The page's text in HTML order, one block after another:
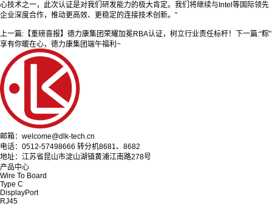
心技术之一，此次认证是对我们研发能力的极大肯定。我们将继续与Intel等国际领先
企业深度合作，推动更高效、更稳定的连接技术创新。”
上一篇: 【重磅喜报】德力康集团荣耀加冕RBA认证，树立行业责任标杆！ 下一篇:“粽”
享有你暖在心，德力康集团端午福利~
邮箱：welcome@dlk-tech.cn
电话：0512-57498666 转分机8681、8682
地址：江苏省昆山市淀山湖镇黄浦江南路278号
产品中心
Wire To Board
Type C
DisplayPort
RJ45